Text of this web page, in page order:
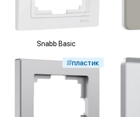
Snabb Basic
пластик